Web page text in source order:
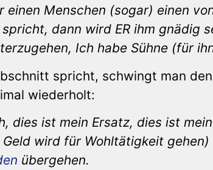
einen Menschen (sogar) einen
dann wird ER ihm gnädig
Ich habe Sühne (für
spricht, schwingt man
wiederholt:
dies ist mein Ersatz, dies ist
Geld wird für Wohltätigkeit
übergehen.